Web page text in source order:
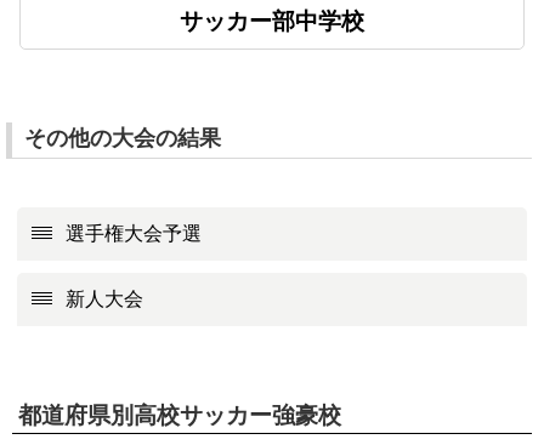
サッカー部中学校
その他の大会の結果
選手権大会予選
新人大会
都道府県別高校サッカー強豪校